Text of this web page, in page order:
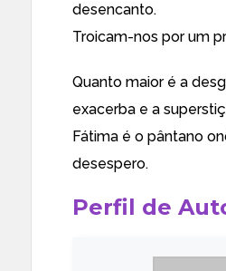
desencanto.
Troicam-nos por um
Quanto maior é a
exacerba e a
Fátima é o pântano
desespero.
Perfil de